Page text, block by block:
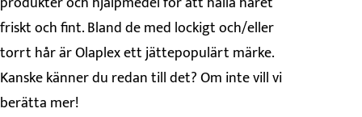
friskt och fint. Bland de med lockigt och/eller
torrt hår är Olaplex ett jättepopulärt märke.
Kanske känner du redan till det? Om inte vill vi
berätta mer!